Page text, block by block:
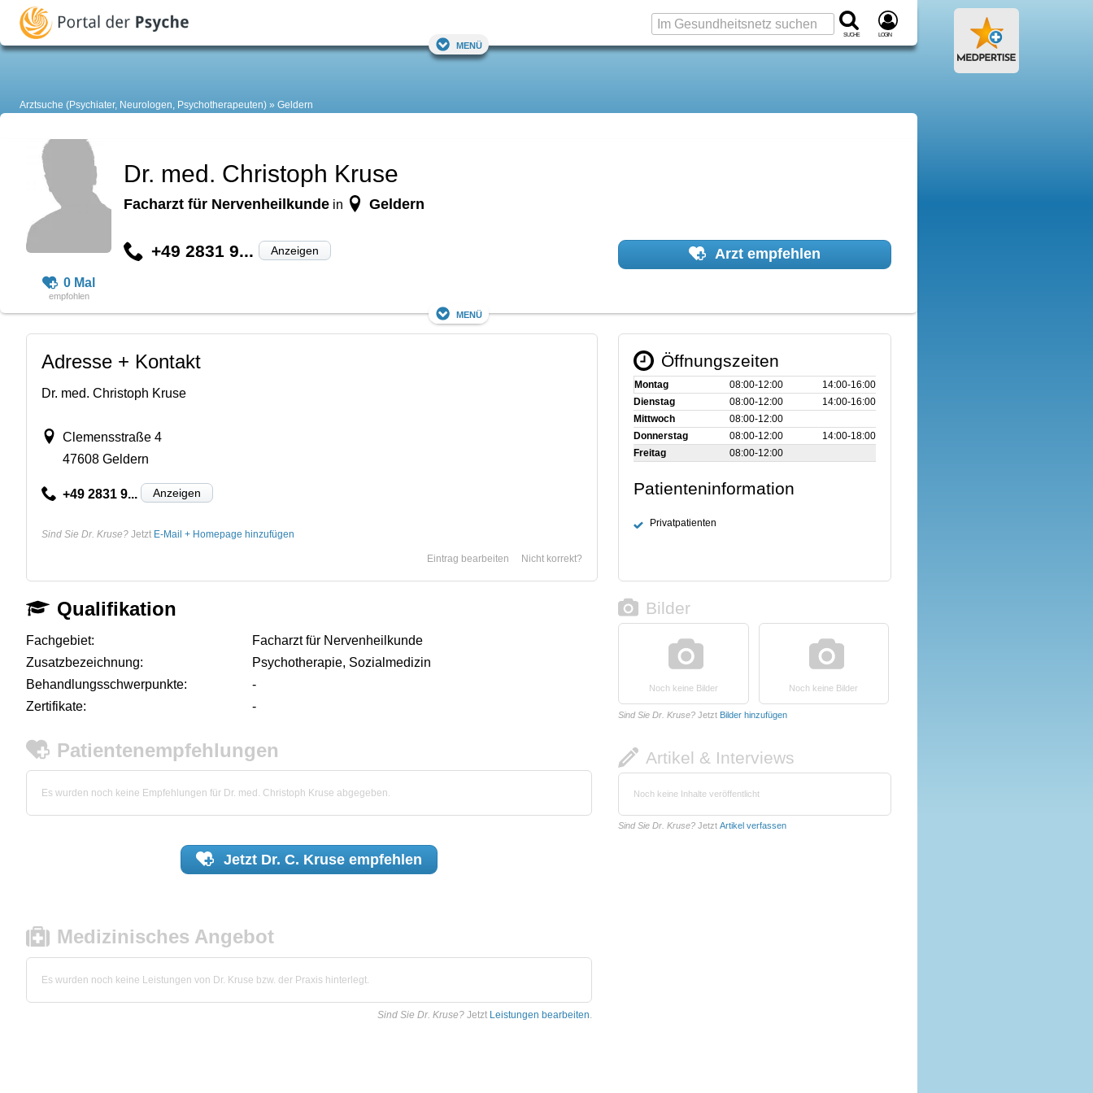
Suche Login
Menü
Arztsuche (Psychiater, Neurologen, Psychotherapeuten) Geldern
0 Mal
Dr. med. Christoph Kruse
Facharzt für Nervenheilkunde in Geldern
+49 2831 9... Anzeigen Arzt empfehlen
Menü
Adresse + Kontakt
Dr. med. Christoph Kruse
Clemensstraße 4
47608 Geldern
+49 2831 9... Anzeigen
Sind Sie Dr. Kruse? Jetzt E-Mail + Homepage hinzufügen
Nicht korrekt?
Eintrag bearbeiten
Öffnungszeiten
Montag 08:00‑12:00
14:00‑16:00
Dienstag
08:00‑12:00
14:00‑16:00
Mittwoch
08:00‑12:00
Donnerstag
08:00‑12:00
14:00‑18:00
Freitag
08:00‑12:00
Patienteninformation
Privatpatienten
Qualifikation
Fachgebiet:
Facharzt für Nervenheilkunde
Zusatzbezeichnung:
Psychotherapie, Sozialmedizin
Behandlungsschwerpunkte:
-
Zertifikate:
-
Patientenempfehlungen
Es wurden noch keine Empfehlungen für Dr. med. Christoph Kruse abgegeben.
Jetzt Dr. C. Kruseempfehlen
Medizinisches Angebot
Es wurden noch keine Leistungen von Dr. Kruse bzw. der Praxis hinterlegt.
Sind Sie Dr. Kruse? Jetzt Leistungen bearbeiten.
Bilder
Noch keine Bilder Noch keine Bilder
Sind Sie Dr. Kruse? Jetzt Bilder hinzufügen
Artikel & Interviews
Noch keine Inhalte veröffentlicht
Sind Sie Dr. Kruse? Jetzt Artikel verfassen